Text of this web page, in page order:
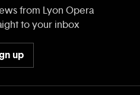
from Lyon Opera
to your inbox
up